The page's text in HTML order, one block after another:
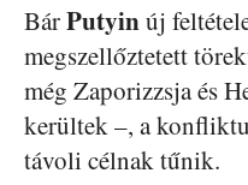
BárPutyinúj
megszellőztetett
még Zaporizzsja és
kerültek –, a
távoli célnak tűnik.